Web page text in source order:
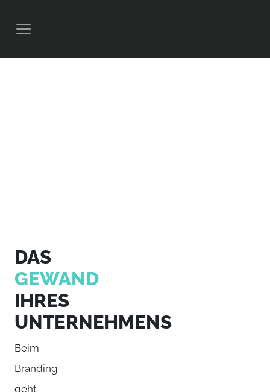
DAS
GEWAND
IHRES
UNTERNEHMENS
Beim
Branding
geht